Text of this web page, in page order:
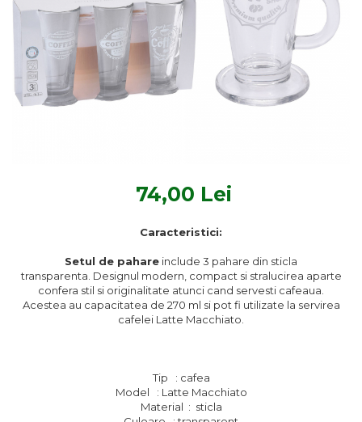
Textile Bucatarie
Fete de masa
Prosoape si lavete
Perne sezut
74,00 Lei
Caracteristici:
Setul de pahare include 3 pahare din sticla
transparenta. Designul modern, compact si stralucirea aparte
confera stil si originalitate atunci cand servesti cafeaua.
Acestea au capacitatea de 270 ml si pot fi utilizate la servirea
cafelei Latte Macchiato.
Tip : cafea
Model : Latte Macchiato
Material : sticla